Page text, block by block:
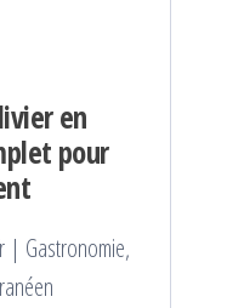
en
pour
| Gastronomie,